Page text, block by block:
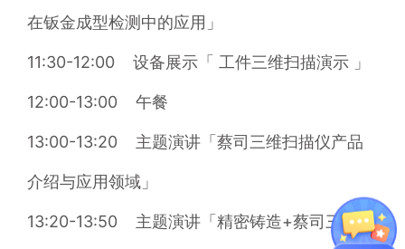
在钣金成型检测中的应用」
11:30-12:00 设备展示「 工件三维扫描演示 」
12:00-13:00 午餐
13:00-13:20 主题演讲「蔡司三维扫描仪产品
介绍与应用领域」
13:20-13:50 主题演讲「精密铸造+蔡司三维光